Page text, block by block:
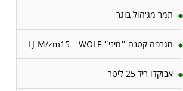
תמר מג'הול בוגר
מגרפה קטנה ״מיני״ LJ-M/zm15 – WOLF
אבוקדו ריד 25 ליטר